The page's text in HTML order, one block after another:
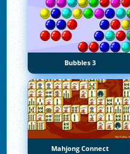
Bubbles 3
Mahjong Connect